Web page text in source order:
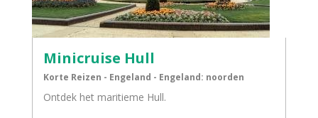
Minicruise Hull
Korte Reizen - Engeland - Engeland: noorden
Ontdek het maritieme Hull.